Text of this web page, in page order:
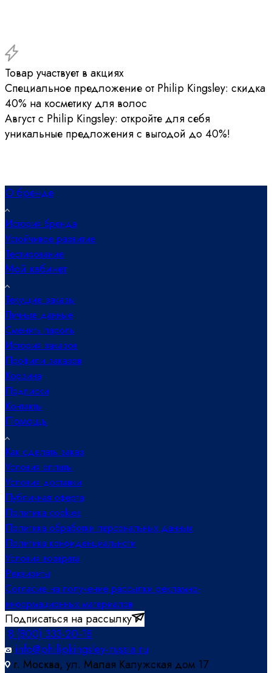
Товар участвует в акциях
Специальное предложение от Philip Kingsley: скидка
40% на косметику для волос
Август с Philip Kingsley: откройте для себя
уникальные предложения с выгодой до 40%!
О бренде
История бренда
Устойчивое развитие
Тестирование
Мой кабинет
Текущие заказы
Личные данные
Сменить пароль
История заказов
Профили заказов
Корзина
Подписки
Контакты
Помощь
Как сделать заказ
Условия оплаты
Условия доставки
Публичная оферта
Политика cookies
Политика обработки персональных данных
Политика конфиденциальнсти
Условия возврата
Реквизиты
Согласие на получение рассылки рекламно-
информационных материалов
Подписаться на рассылку
8 (800) 333-20-18
info@philipkingsley-russia.ru
г. Москва, ул. Малая Калужская дом 17